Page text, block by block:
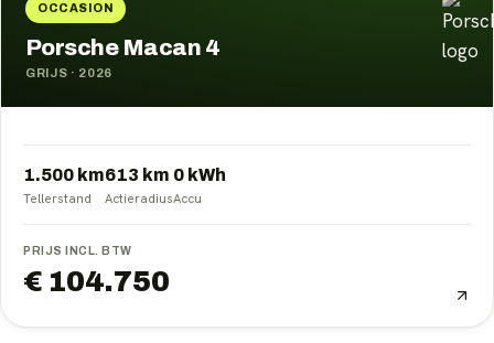
OCCASION
Porsche Macan 4
GRIJS · 2026
1.500 km
Tellerstand
613 km
Actieradius
0 kWh
Accu
PRIJS INCL. BTW
€ 104.750